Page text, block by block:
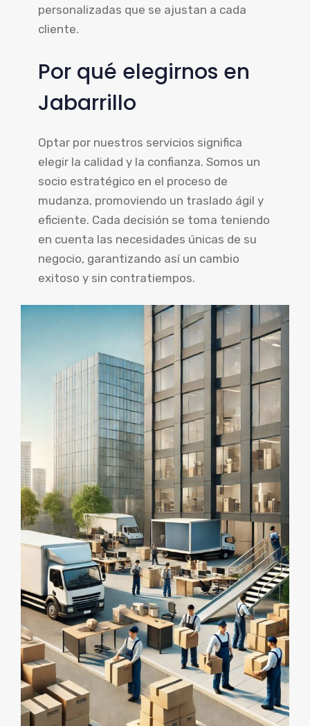
personalizadas que se ajustan a cada
cliente.
Por qué elegirnos en
Jabarrillo
Optar por nuestros servicios significa
elegir la calidad y la confianza. Somos un
socio estratégico en el proceso de
mudanza, promoviendo un traslado ágil y
eficiente. Cada decisión se toma teniendo
en cuenta las necesidades únicas de su
negocio, garantizando así un cambio
exitoso y sin contratiempos.